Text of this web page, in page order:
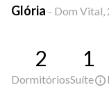
Glória - Dom Vital,
2
Dormitórios
1
Suíte